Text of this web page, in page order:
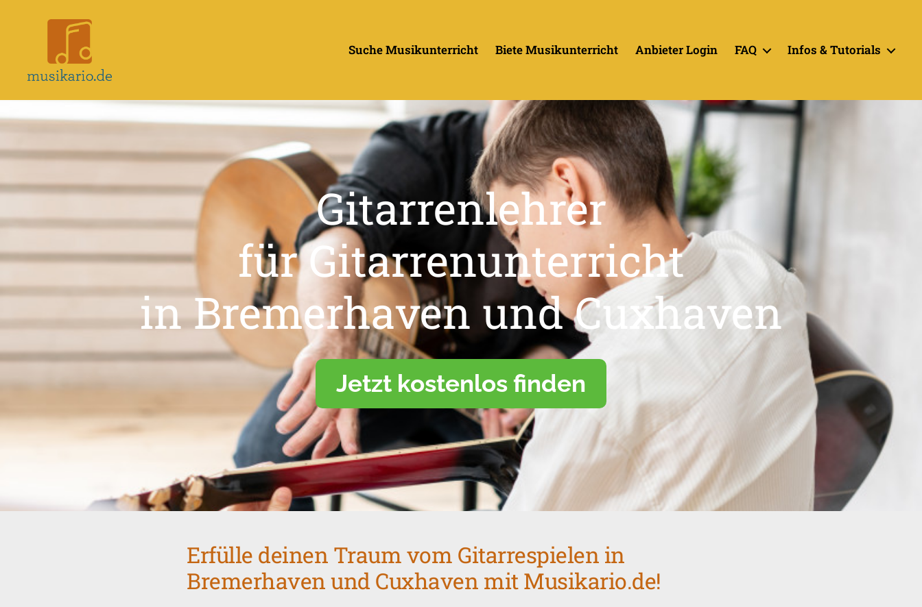
–
Portal
Suche Musikunterricht Biete Musikunterricht Anbieter Login FAQ Infos & Tutorials
Gitarrenlehrer
für Gitarrenunterricht
in Bremerhaven und Cuxhaven
Jetzt kostenlos finden
Erfülle deinen Traum vom Gitarrespielen in
Bremerhaven und Cuxhaven mit Musikario.de!